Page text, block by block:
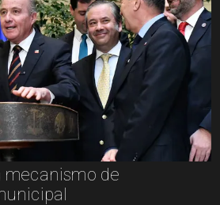
mecanismo de